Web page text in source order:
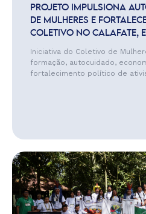
PROJETO IMPULSIONA
DE MULHERES E
COLETIVO NO CALAFATE,
Iniciativa do Coletivo de
formação, autocuidado,
fortalecimento político de